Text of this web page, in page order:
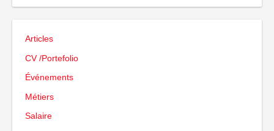
Articles
CV /Portefolio
Événements
Métiers
Salaire